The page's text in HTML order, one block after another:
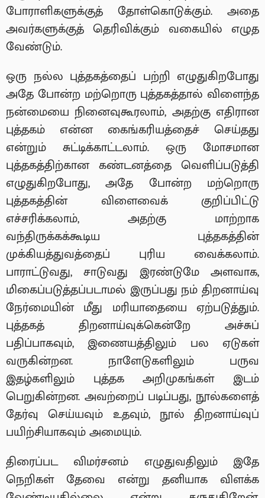
போராளிகளுக்குத் தோள்கொடுக்கும். அதை
அவர்களுக்குத் தெரிவிக்கும் வகையில் எழுத
வேண்டும்.
ஒரு நல்ல புத்தகத்தைப் பற்றி எழுதுகிறபோது
அதே போன்ற மற்றொரு புத்தகத்தால் விளைந்த
நன்மையை நினைவுகூரலாம், அதற்கு எதிரான
புத்தகம் என்ன கைங்கரியத்தைச் செய்தது
என்றும் சுட்டிக்காட்டலாம். ஒரு மோசமான
புத்தகத்திற்கான கண்டனத்தை வெளிப்படுத்தி
எழுதுகிறபோது, அதே போன்ற மற்றொரு
புத்தகத்தின் விளைவைக் குறிப்பிட்டு
எச்சரிக்கலாம், அதற்கு மாற்றாக
வந்திருக்கக்கூடிய புத்தகத்தின்
முக்கியத்துவத்தைப் புரிய வைக்கலாம்.
பாராட்டுவது, சாடுவது இரண்டுமே அளவாக,
மிகைப்படுத்தப்படாமல் இருப்பது நம் திறனாய்வு
நேர்மையின் மீது மரியாதையை ஏற்படுத்தும்.
புத்தகத் திறனாய்வுக்கென்றே அச்சுப்
பதிப்பாகவும், இணையத்திலும் பல ஏடுகள்
வருகின்றன. நாளேடுகளிலும் பருவ
இதழ்களிலும் புத்தக அறிமுகங்கள் இடம்
பெறுகின்றன. அவற்றைப் படிப்பது, நூல்களைத்
தேர்வு செய்யவும் உதவும், நூல் திறனாய்வுப்
பயிற்சியாகவும் அமையும்.
திரைப்பட விமர்சனம் எழுதுவதிலும் இதே
நெறிகள் தேவை என்று தனியாக விளக்க